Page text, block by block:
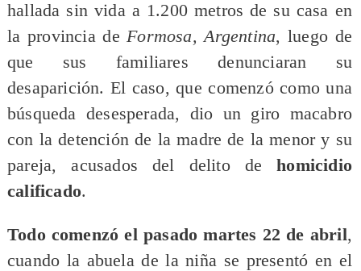
hallada sin vida a 1.200 metros de su casa en
la provincia deFormosa, Argentina, luego de
que sus familiares denunciaran su
desaparición. El caso, que comenzó como una
búsqueda desesperada, dio un giro macabro
con la detención de la madre de la menor y su
pareja, acusados del delito dehomicidio
calificado.
Todo comenzó el pasado martes 22 de abril,
cuando la abuela de la niña se presentó en el